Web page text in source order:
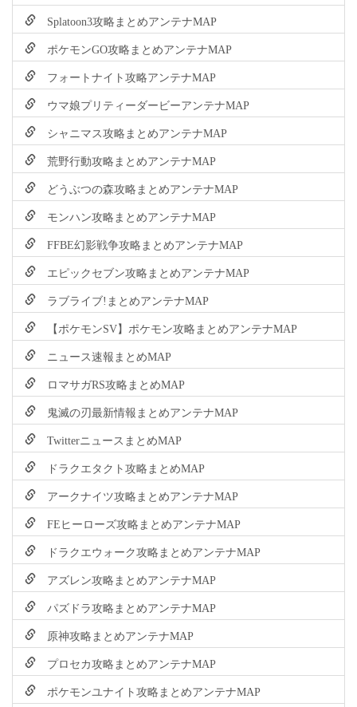
Splatoon3攻略まとめアンテナMAP
ポケモンGO攻略まとめアンテナMAP
フォートナイト攻略アンテナMAP
ウマ娘プリティーダービーアンテナMAP
シャニマス攻略まとめアンテナMAP
荒野行動攻略まとめアンテナMAP
どうぶつの森攻略まとめアンテナMAP
モンハン攻略まとめアンテナMAP
FFBE幻影戦争攻略まとめアンテナMAP
エピックセブン攻略まとめアンテナMAP
ラブライブ!まとめアンテナMAP
【ポケモンSV】ポケモン攻略まとめアンテナMAP
ニュース速報まとめMAP
ロマサガRS攻略まとめMAP
鬼滅の刃最新情報まとめアンテナMAP
TwitterニュースまとめMAP
ドラクエタクト攻略まとめMAP
アークナイツ攻略まとめアンテナMAP
FEヒーローズ攻略まとめアンテナMAP
ドラクエウォーク攻略まとめアンテナMAP
アズレン攻略まとめアンテナMAP
パズドラ攻略まとめアンテナMAP
原神攻略まとめアンテナMAP
プロセカ攻略まとめアンテナMAP
ポケモンユナイト攻略まとめアンテナMAP